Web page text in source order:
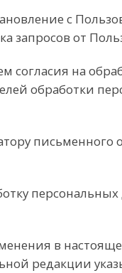
с
запросов от
согласия на
обработки
письменного
персональных
в
редакции